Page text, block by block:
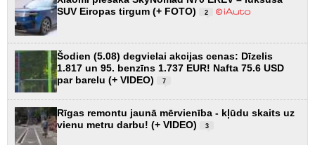
SUV Eiropas tirgum (+ FOTO)
2
Šodien (5.08) degvielai akcijas cenas: Dīzelis
1.817 un 95. benzīns 1.737 EUR! Nafta 75.6 USD
par barelu (+ VIDEO)
7
Rīgas remontu jaunā mērvienība - kļūdu skaits uz
vienu metru darbu! (+ VIDEO)
3